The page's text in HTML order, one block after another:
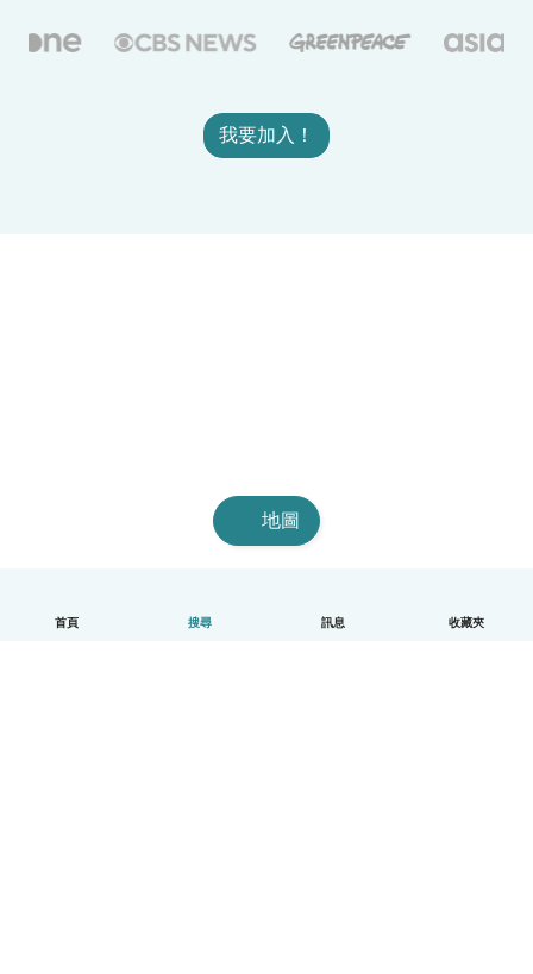
首頁 搜尋 訊息 收藏夾
我要加入！
地圖